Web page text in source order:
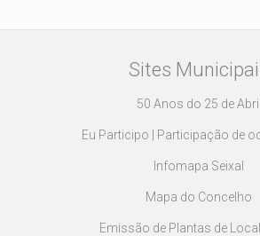
Sites
50 Anos do 25 de Abril
Eu Participo | Participação de
Infomapa Seixal
Mapa do Concelho
Emissão de Plantas de